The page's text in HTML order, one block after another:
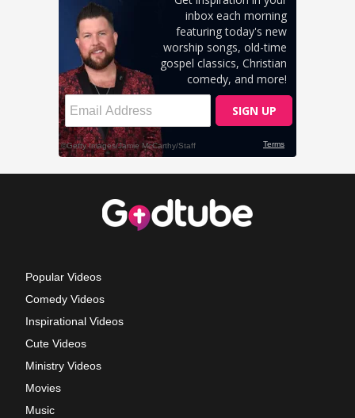
Popular Videos
Comedy Videos
Inspirational Videos
Cute Videos
Ministry Videos
Movies
Music